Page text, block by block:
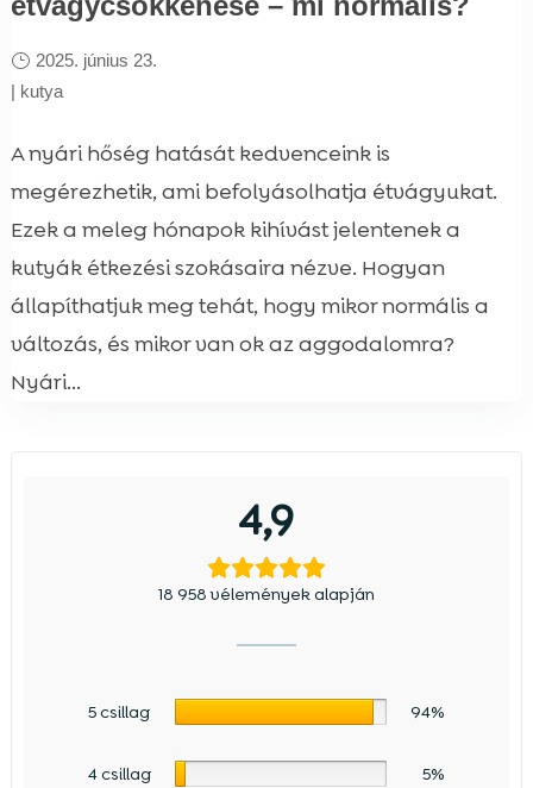
2025. június 23.
| kutya
A nyári hőség hatását kedvenceink is
megérezhetik, ami befolyásolhatja étvágyukat.
Ezek a meleg hónapok kihívást jelentenek a
kutyák étkezési szokásaira nézve. Hogyan
állapíthatjuk meg tehát, hogy mikor normális a
változás, és mikor van ok az aggodalomra?
Nyári...
4,9
18 958 vélemények alapján
5 csillag 94%
4 csillag 5%